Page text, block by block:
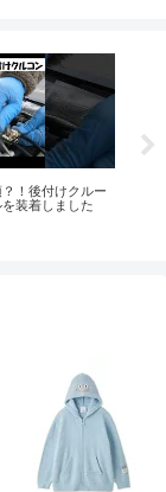
！後付けクルー
装着しました